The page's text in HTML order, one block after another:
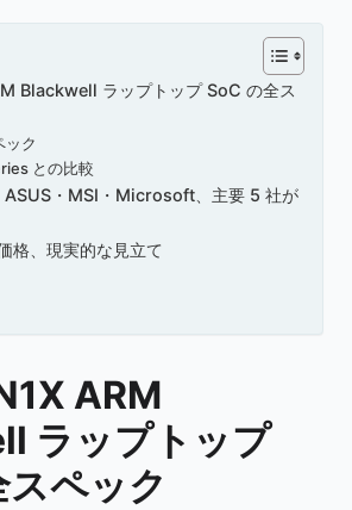
Blackwell ラップトップ SoC の全ス
ック
との比較
・MSI・Microsoft、主要 5 社が
格、現実的な見立て
ARM
ラップトップ
ペック